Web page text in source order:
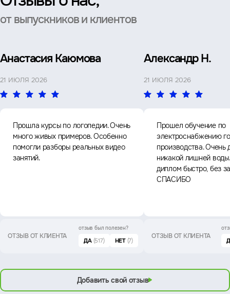
от выпускников и клиентов
Анастасия Каюмова
21 ИЮЛЯ 2026
Прошла курсы по логопедии. Очень
много живых примеров. Особенно
помогли разборы реальных видео
занятий.
ОТЗЫВ ОТ КЛИЕНТА
отзыв был полезен?
ДА (517) НЕТ (7)
Александр Н.
21 ИЮЛЯ 2026
Прошел обучение по
электроснабжению
производства. Очень
никакой лишней
диплом быстро, без
СПАСИБО
ОТЗЫВ ОТ КЛИЕНТА
Добавить свой отзыв